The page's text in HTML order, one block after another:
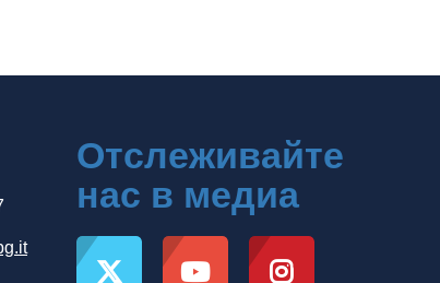
Отслеживайте
нас в медиа